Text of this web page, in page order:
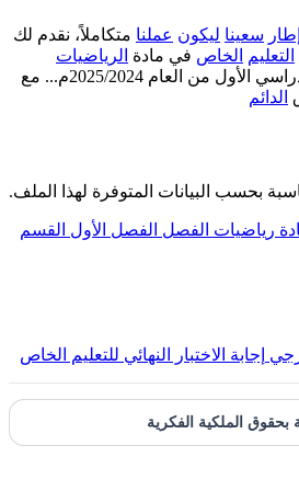
إطار سعينا ليكون عملنامتكاملاً، نقدم لك
التعليم الخاصفي مادة الرياضيات
الدراسي الأول من العام 2025/2024م... مع
الدائم
بحسب البيانات المتوفرة لهذا الملف.
رياضيات الفصل الفصل الأول
القسم
إجابة الاختبار النهائي للتعليم الخاص
بحقوق الملكية الفكرية